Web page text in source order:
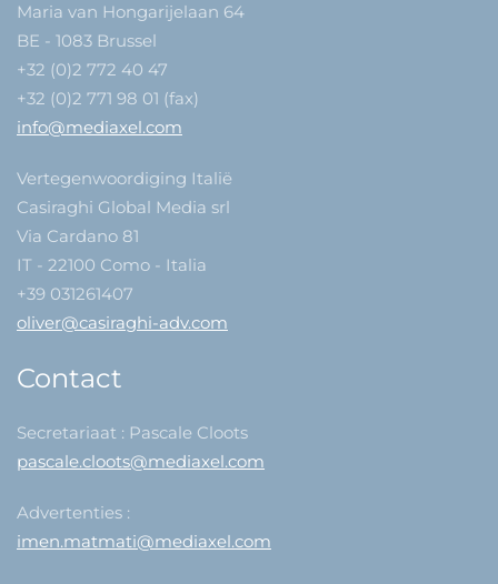
Maria van Hongarijelaan 64
BE - 1083 Brussel
+32 (0)2 772 40 47
+32 (0)2 771 98 01 (fax)
info@mediaxel.com
Vertegenwoordiging Italië
Casiraghi Global Media srl
Via Cardano 81
IT - 22100 Como - Italia
+39 031261407
oliver@casiraghi-adv.com
Contact
Secretariaat : Pascale Cloots
pascale.cloots@mediaxel.com
Advertenties :
imen.matmati@mediaxel.com